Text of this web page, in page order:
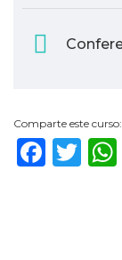
Comparte este curso: